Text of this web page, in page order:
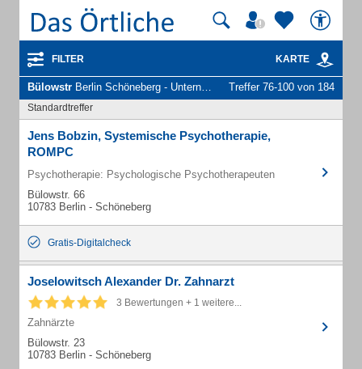
FILTER KARTE
Bülowstr Berlin Schöneberg - Unternehmen und Personen Treffer 76-100 von 184
Standardtreffer
Jens Bobzin, Systemische Psychotherapie,
ROMPC
Psychotherapie: Psychologische Psychotherapeuten
Bülowstr. 66
10783 Berlin - Schöneberg
Gratis-Digitalcheck
Joselowitsch Alexander Dr. Zahnarzt
3 Bewertungen + 1 weitere...
Zahnärzte
Bülowstr. 23
10783 Berlin - Schöneberg